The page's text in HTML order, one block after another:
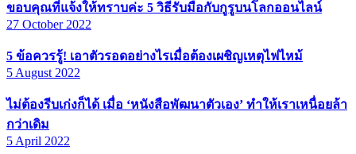
ขอบคุณที่แจ้งให้ทราบค่ะ 5 วิธีรับมือกับกูรูบนโลกออนไลน์
27 October 2022
5 ข้อควรรู้! เอาตัวรอดอย่างไรเมื่อต้องเผชิญเหตุไฟไหม้
5 August 2022
ไม่ต้องรีบเก่งก็ได้ เมื่อ ‘หนังสือพัฒนาตัวเอง’ ทำให้เราเหนื่อยล้า
กว่าเดิม
5 April 2022